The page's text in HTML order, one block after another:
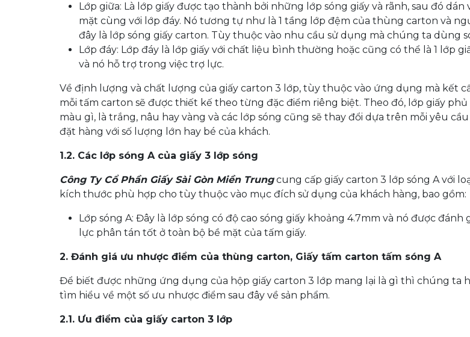
Lớp giữa: Là lớp giấy được tạo thành bởi những lớp sóng giấy và rãnh, sau đó dán
mặt cùng với lớp đáy. Nó tương tự như là 1 tầng lớp đệm của thùng carton và
đây là lớp sóng giấy carton. Tùy thuộc vào nhu cầu sử dụng mà chúng ta dùng
Lớp đáy: Lớp đáy là lớp giấy với chất liệu bình thường hoặc cũng có thể là 1 lớp
và nó hỗ trợ trong việc trợ lực.
Về định lượng và chất lượng của giấy carton 3 lớp, tùy thuộc vào ứng dụng mà kết
mỗi tấm carton sẽ được thiết kế theo từng đặc điểm riêng biệt. Theo đó, lớp giấy phủ
màu gì, là trắng, nâu hay vàng và các lớp sóng cũng sẽ thay đổi dựa trên mỗi yêu
đặt hàng với số lượng lớn hay bé của khách.
1.2. Các lớp sóng A của giấy 3 lớp sóng
Công Ty Cổ Phần Giấy Sài Gòn Miền Trungcung cấp giấy carton 3 lớp sóng A với
kích thước phù hợp cho tùy thuộc vào mục đích sử dụng của khách hàng, bao gồm:
Lớp sóng A: Đây là lớp sóng có độ cao sóng giấy khoảng 4.7mm và nó được đánh
lực phân tán tốt ở toàn bộ bề mặt của tấm giấy.
2. Đánh giá ưu nhược điểm của thùng carton, Giấy tấm carton tấm sóng A
Để biết được những ứng dụng của hộp giấy carton 3 lớp mang lại là gì thì chúng ta
tìm hiểu về một số ưu nhược điểm sau đây về sản phẩm.
2.1. Ưu điểm của giấy carton 3 lớp